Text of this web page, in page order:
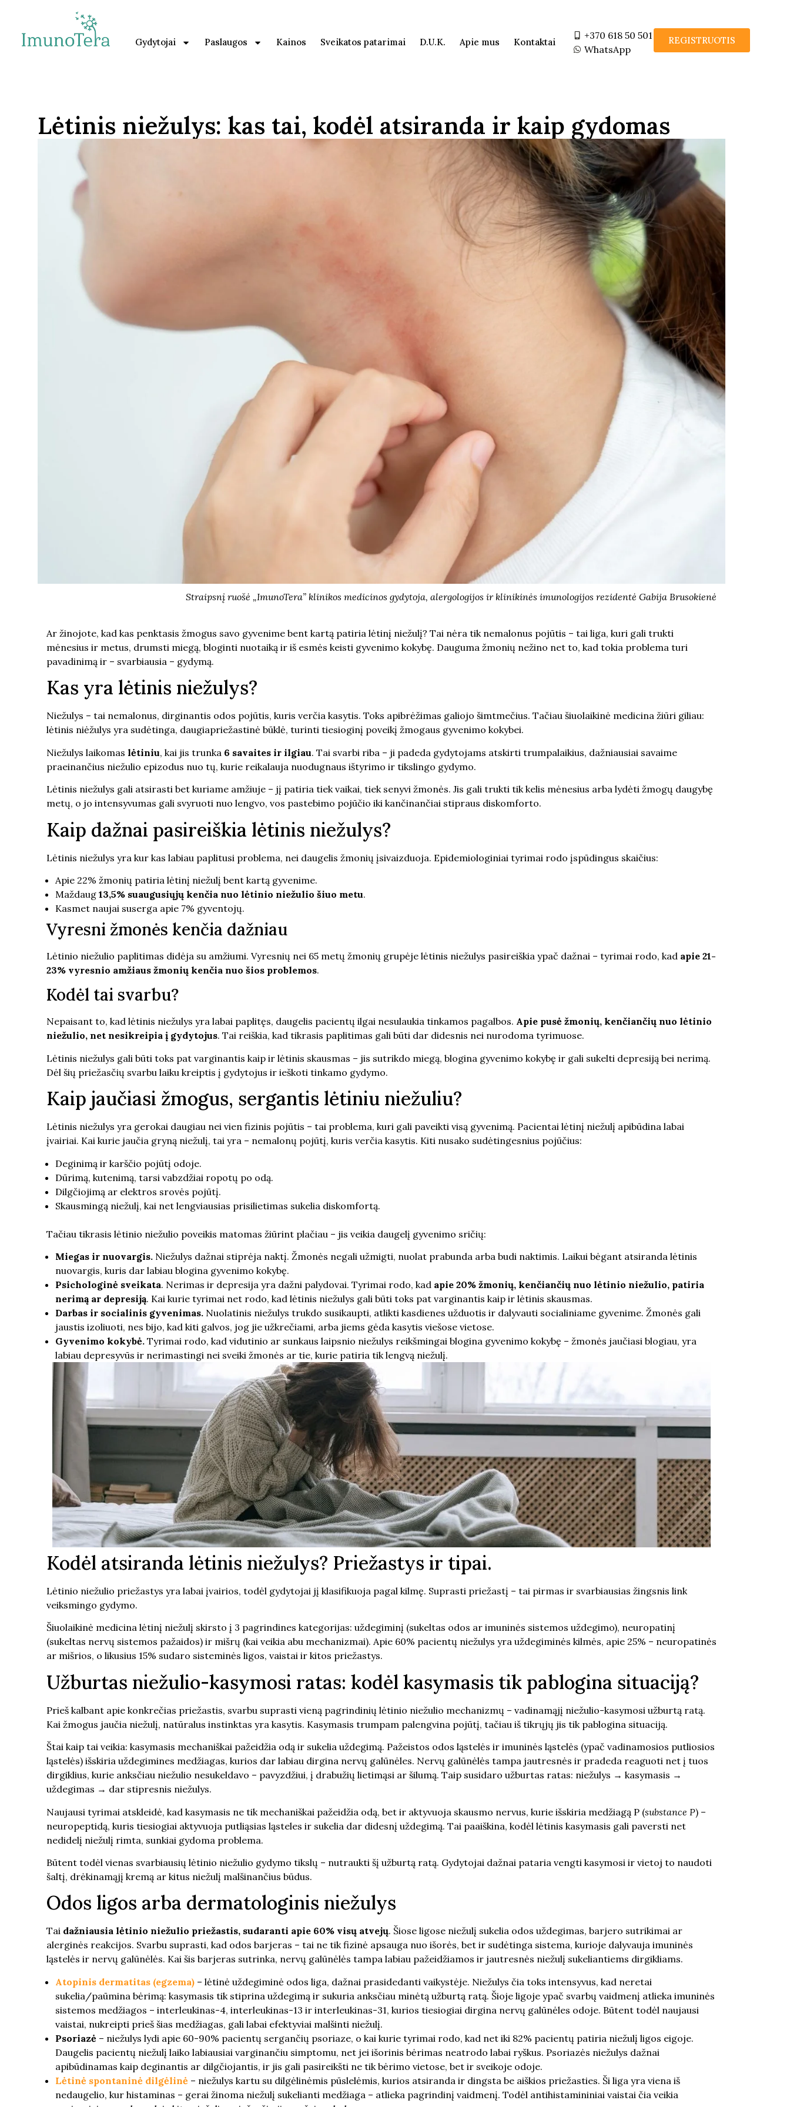
Gydytojai Paslaugos Kainos Sveikatos patarimai D.U.K. Apie mus Kontaktai
+370 618 50 501
WhatsApp
REGISTRUOTIS
Lėtinis niežulys: kas tai, kodėl atsiranda ir kaip gydomas
Straipsnį ruošė „ImunoTera” klinikos medicinos gydytoja, alergologijos ir klinikinės imunologijos rezidentė Gabija Brusokienė
Ar žinojote, kad kas penktasis žmogus savo gyvenime bent kartą patiria lėtinį niežulį? Tai nėra tik nemalonus pojūtis – tai liga, kuri gali trukti
mėnesius ir metus, drumsti miegą, bloginti nuotaiką ir iš esmės keisti gyvenimo kokybę. Dauguma žmonių nežino net to, kad tokia problema turi
pavadinimą ir – svarbiausia – gydymą.
Kas yra lėtinis niežulys?
Niežulys – tai nemalonus, dirginantis odos pojūtis, kuris verčia kasytis. Toks apibrėžimas galiojo šimtmečius. Tačiau šiuolaikinė medicina žiūri giliau:
lėtinis niėžulys yra sudėtinga, daugiapriežastinė būklė, turinti tiesioginį poveikį žmogaus gyvenimo kokybei.
Niežulys laikomaslėtiniu, kai jis trunka 6 savaites ir ilgiau. Tai svarbi riba – ji padeda gydytojams atskirti trumpalaikius, dažniausiai savaime
praeinančius niežulio epizodus nuo tų, kurie reikalauja nuodugnaus ištyrimo ir tikslingo gydymo.
Lėtinis niežulys gali atsirasti bet kuriame amžiuje – jį patiria tiek vaikai, tiek senyvi žmonės. Jis gali trukti tik kelis mėnesius arba lydėti žmogų daugybę
metų, o jo intensyvumas gali svyruoti nuo lengvo, vos pastebimo pojūčio iki kančinančiai stipraus diskomforto.
Kaip dažnai pasireiškia lėtinis niežulys?
Lėtinis niežulys yra kur kas labiau paplitusi problema, nei daugelis žmonių įsivaizduoja. Epidemiologiniai tyrimai rodo įspūdingus skaičius:
Apie 22% žmonių patiria lėtinį niežulį bent kartą gyvenime.
Maždaug13,5% suaugusiųjų kenčia nuo lėtinio niežulio šiuo metu.
Kasmet naujai suserga apie 7% gyventojų.
Vyresni žmonės kenčia dažniau
Lėtinio niežulio paplitimas didėja su amžiumi. Vyresnių nei 65 metų žmonių grupėje lėtinis niežulys pasireiškia ypač dažnai – tyrimai rodo, kad apie 21-
23% vyresnio amžiaus žmonių kenčia nuo šios problemos.
Kodėl tai svarbu?
Nepaisant to, kad lėtinis niežulys yra labai paplitęs, daugelis pacientų ilgai nesulaukia tinkamos pagalbos. Apie pusė žmonių, kenčiančių nuo lėtinio
niežulio, net nesikreipia į gydytojus. Tai reiškia, kad tikrasis paplitimas gali būti dar didesnis nei nurodoma tyrimuose.
Lėtinis niežulys gali būti toks pat varginantis kaip ir lėtinis skausmas – jis sutrikdo miegą, blogina gyvenimo kokybę ir gali sukelti depresiją bei nerimą.
Dėl šių priežasčių svarbu laiku kreiptis į gydytojus ir ieškoti tinkamo gydymo.
Kaip jaučiasi žmogus, sergantis lėtiniu niežuliu?
Lėtinis niežulys yra gerokai daugiau nei vien fizinis pojūtis – tai problema, kuri gali paveikti visą gyvenimą. Pacientai lėtinį niežulį apibūdina labai
įvairiai. Kai kurie jaučia gryną niežulį, tai yra – nemalonų pojūtį, kuris verčia kasytis. Kiti nusako sudėtingesnius pojūčius:
Deginimą ir karščio pojūtį odoje.
Dūrimą, kutenimą, tarsi vabzdžiai ropotų po odą.
Dilgčiojimą ar elektros srovės pojūtį.
Skausmingą niežulį, kai net lengviausias prisilietimas sukelia diskomfortą.
Tačiau tikrasis lėtinio niežulio poveikis matomas žiūrint plačiau – jis veikia daugelį gyvenimo sričių:
Miegas ir nuovargis. Niežulys dažnai stiprėja naktį. Žmonės negali užmigti, nuolat prabunda arba budi naktimis. Laikui bėgant atsiranda lėtinis
nuovargis, kuris dar labiau blogina gyvenimo kokybę.
Psichologinė sveikata. Nerimas ir depresija yra dažni palydovai. Tyrimai rodo, kad apie 20% žmonių, kenčiančių nuo lėtinio niežulio, patiria
nerimą ar depresiją. Kai kurie tyrimai net rodo, kad lėtinis niežulys gali būti toks pat varginantis kaip ir lėtinis skausmas.
Darbas ir socialinis gyvenimas. Nuolatinis niežulys trukdo susikaupti, atlikti kasdienes užduotis ir dalyvauti socialiniame gyvenime. Žmonės gali
jaustis izoliuoti, nes bijo, kad kiti galvos, jog jie užkrečiami, arba jiems gėda kasytis viešose vietose.
Gyvenimo kokybė. Tyrimai rodo, kad vidutinio ar sunkaus laipsnio niežulys reikšmingai blogina gyvenimo kokybę – žmonės jaučiasi blogiau, yra
labiau depresyvūs ir nerimastingi nei sveiki žmonės ar tie, kurie patiria tik lengvą niežulį.
Kodėl atsiranda lėtinis niežulys? Priežastys ir tipai.
Lėtinio niežulio priežastys yra labai įvairios, todėl gydytojai jį klasifikuoja pagal kilmę. Suprasti priežastį – tai pirmas ir svarbiausias žingsnis link
veiksmingo gydymo.
Šiuolaikinė medicina lėtinį niežulį skirsto į 3 pagrindines kategorijas: uždegiminį (sukeltas odos ar imuninės sistemos uždegimo), neuropatinį
(sukeltas nervų sistemos pažaidos) ir mišrų (kai veikia abu mechanizmai). Apie 60% pacientų niežulys yra uždegiminės kilmės, apie 25% – neuropatinės
ar mišrios, o likusius 15% sudaro sisteminės ligos, vaistai ir kitos priežastys.
Užburtas niežulio-kasymosi ratas: kodėl kasymasis tik pablogina situaciją?
Prieš kalbant apie konkrečias priežastis, svarbu suprasti vieną pagrindinių lėtinio niežulio mechanizmų – vadinamąjį niežulio-kasymosi užburtą ratą.
Kai žmogus jaučia niežulį, natūralus instinktas yra kasytis. Kasymasis trumpam palengvina pojūtį, tačiau iš tikrųjų jis tik pablogina situaciją.
Štai kaip tai veikia: kasymasis mechaniškai pažeidžia odą ir sukelia uždegimą. Pažeistos odos ląstelės ir imuninės ląstelės (ypač vadinamosios putliosios
ląstelės) išskiria uždegimines medžiagas, kurios dar labiau dirgina nervų galūnėles. Nervų galūnėlės tampa jautresnės ir pradeda reaguoti net į tuos
dirgiklius, kurie anksčiau niežulio nesukeldavo – pavyzdžiui, į drabužių lietimąsi ar šilumą. Taip susidaro užburtas ratas: niežulys → kasymasis →
uždegimas → dar stipresnis niežulys.
Naujausi tyrimai atskleidė, kad kasymasis ne tik mechaniškai pažeidžia odą, bet ir aktyvuoja skausmo nervus, kurie išskiria medžiagą P (substance P) –
neuropeptidą, kuris tiesiogiai aktyvuoja putliąsias ląsteles ir sukelia dar didesnį uždegimą. Tai paaiškina, kodėl lėtinis kasymasis gali paversti net
nedidelį niežulį rimta, sunkiai gydoma problema.
Būtent todėl vienas svarbiausių lėtinio niežulio gydymo tikslų – nutraukti šį užburtą ratą. Gydytojai dažnai pataria vengti kasymosi ir vietoj to naudoti
šaltį, drėkinamąjį kremą ar kitus niežulį malšinančius būdus.
Odos ligos arba dermatologinis niežulys
Tai dažniausia lėtinio niežulio priežastis, sudaranti apie 60% visų atvejų. Šiose ligose niežulį sukelia odos uždegimas, barjero sutrikimai ar
alerginės reakcijos. Svarbu suprasti, kad odos barjeras – tai ne tik fizinė apsauga nuo išorės, bet ir sudėtinga sistema, kurioje dalyvauja imuninės
ląstelės ir nervų galūnėlės. Kai šis barjeras sutrinka, nervų galūnėlės tampa labiau pažeidžiamos ir jautresnės niežulį sukeliantiems dirgikliams.
Atopinis dermatitas (egzema) – lėtinė uždegiminė odos liga, dažnai prasidedanti vaikystėje. Niežulys čia toks intensyvus, kad neretai
sukelia/paūmina bėrimą: kasymasis tik stiprina uždegimą ir sukuria anksčiau minėtą užburtą ratą. Šioje ligoje ypač svarbų vaidmenį atlieka imuninės
sistemos medžiagos – interleukinas-4, interleukinas-13 ir interleukinas-31, kurios tiesiogiai dirgina nervų galūnėles odoje. Būtent todėl naujausi
vaistai, nukreipti prieš šias medžiagas, gali labai efektyviai malšinti niežulį.
Psoriazė – niežulys lydi apie 60-90% pacientų sergančių psoriaze, o kai kurie tyrimai rodo, kad net iki 82% pacientų patiria niežulį ligos eigoje.
Daugelis pacientų niežulį laiko labiausiai varginančiu simptomu, net jei išorinis bėrimas neatrodo labai ryškus. Psoriazės niežulys dažnai
apibūdinamas kaip deginantis ar dilgčiojantis, ir jis gali pasireikšti ne tik bėrimo vietose, bet ir sveikoje odoje.
Lėtinė spontaninė dilgėlinė – niežulys kartu su dilgėlinėmis pūslelėmis, kurios atsiranda ir dingsta be aiškios priežasties. Ši liga yra viena iš
nedaugelio, kur histaminas – gerai žinoma niežulį sukelianti medžiaga – atlieka pagrindinį vaidmenį. Todėl antihistamininiai vaistai čia veikia